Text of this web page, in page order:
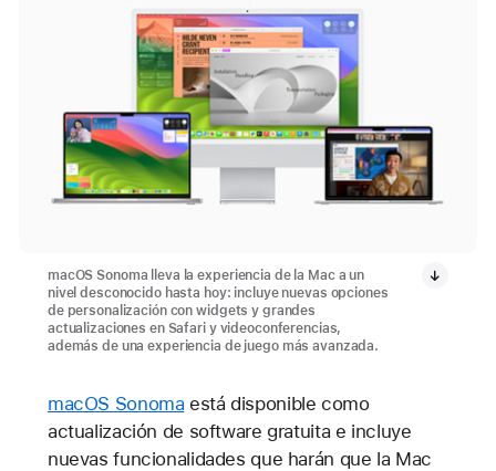
macOS Sonoma lleva la experiencia de la Mac a un
nivel desconocido hasta hoy: incluye nuevas opciones
de personalización con widgets y grandes
actualizaciones en Safari y videoconferencias,
además de una experiencia de juego más avanzada.
macOS Sonoma está disponible como
actualización de software gratuita e incluye
nuevas funcionalidades que harán que la Mac